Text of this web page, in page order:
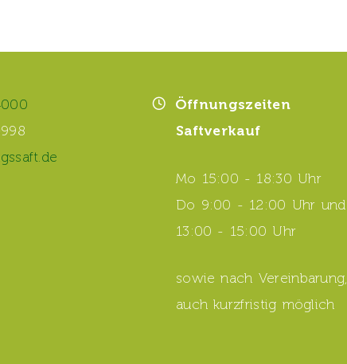
Öffnungszeiten
Saftverkauf
Mo 15:00 - 18:30 Uhr
Do 9:00 - 12:00 Uhr und
13:00 - 15:00 Uhr
sowie nach Vereinbarung,
auch kurzfristig möglich